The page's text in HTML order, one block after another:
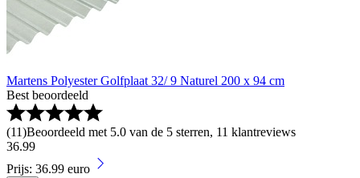
Martens Polyester Golfplaat 32/ 9 Naturel 200 x 94 cm
Best beoordeeld
(11)Beoordeeld met 5.0 van de 5 sterren, 11 klantreviews
36.99
Prijs: 36.99 euro